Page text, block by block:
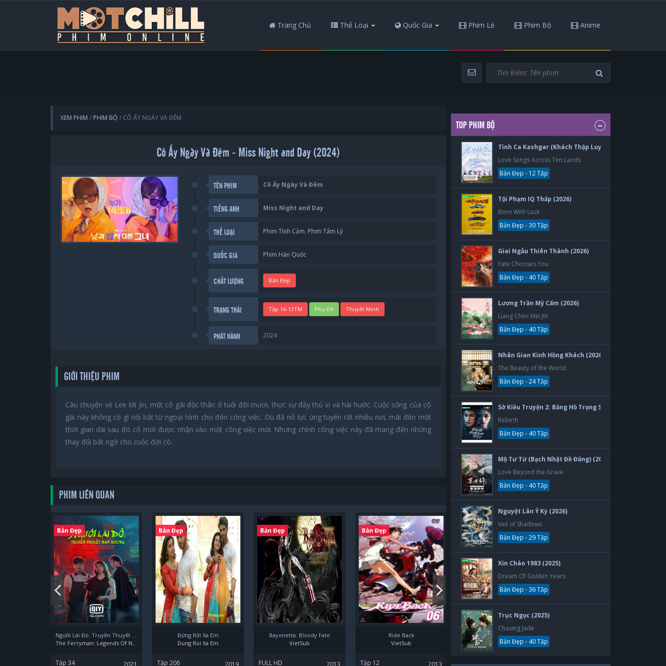
Trang Chủ Thể Loại Quốc Gia Phim Lẻ Phim Bộ Anime
XEM PHIM PHIM BỘ CÔ ẤY NGÀY VÀ ĐÊM
Cô Ấy Ngày Và Đêm - Miss Night and Day (2024)
TÊN PHIM Cô Ấy Ngày Và Đêm
TIẾNG ANH Miss Night and Day
THỂ LOẠI Phim Tình Cảm, Phim Tâm Lý
QUỐC GIA Phim Hàn Quốc
CHẤT LƯỢNG Bản Đẹp
TRẠNG THÁI Tập 16-13TM Phụ Đề Thuyết Minh
PHÁT HÀNH 2024
GIỚI THIỆU PHIM
Câu chuyện về Lee Mi Jin, một cô gái độc thân ở tuổi đôi mươi, thực sự đầy thú vị và hài hước. Cuộc sống của cô
gái này không có gì nổi bật từ ngoại hình cho đến công việc. Dù đã nỗ lực ứng tuyển rất nhiều nơi, mãi đến một
thời gian dài sau đó cô mới được nhận vào một công việc mới. Nhưng chính công việc này đã mang đến những
thay đổi bất ngờ cho cuộc đời cô.
PHIM LIÊN QUAN
Bản Đẹp
Tập 34 2021
Bản Đẹp
Đừng Rời Xa Em
Dung Roi Xa Em
Tập 206 2019
Bản Đẹp
Bayonetta: Bloody Fate
VietSub
FULL HD 2013
Bản Đẹp
Ride Back
VietSub
Tập 12 2013
Bản Đẹp
Thẻ Bạn Trai
Boyfriend Card
30 tập 2019 30 tập
TOP PHIM BỘ
Tình Ca Kashgar (Khách Thập Luyến Ca) (2026)
Love Songs Across Ten Lands
Bản Đẹp - 12 Tập
Tội Phạm IQ Thấp (2026)
Born With Luck
Bản Đẹp - 30 Tập
Giai Ngẫu Thiên Thành (2026)
Fate Chooses You
Bản Đẹp - 40 Tập
Lương Trần Mỹ Cẩm (2026)
Liang Chen Mei Jin
Bản Đẹp - 40 Tập
Nhân Gian Kinh Hồng Khách (2026)
The Beauty of the World
Bản Đẹp - 24 Tập
Sở Kiều Truyện 2: Băng Hồ Trọng Sinh (2026)
Rebirth
Bản Đẹp - 40 Tập
Mộ Tư Từ (Bạch Nhật Đề Đăng) (2026)
Love Beyond the Grave
Bản Đẹp - 40 Tập
Nguyệt Lân Ỷ Kỳ (2026)
Veil of Shadows
Bản Đẹp - 29 Tập
Xin Chào 1983 (2025)
Dream Of Golden Years
Bản Đẹp - 36 Tập
Trục Ngọc (2025)
Chasing Jade
Bản Đẹp - 40 Tập